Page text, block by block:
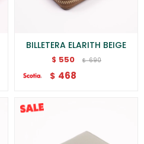
BILLETERA ELARITH BEIGE
$ 550 $ 690
$ 468